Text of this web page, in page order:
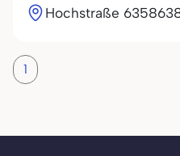
Hochstraße 63
1